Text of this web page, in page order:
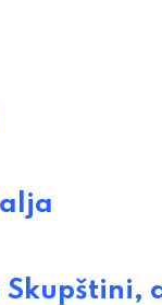
Skupštini,